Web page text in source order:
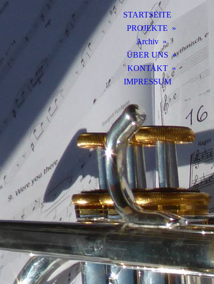
STARTSEITE
PROJEKTE
Archiv
ÜBER UNS
KONTAKT
IMPRESSUM